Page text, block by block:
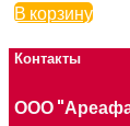
В корзину
Контакты
ООО